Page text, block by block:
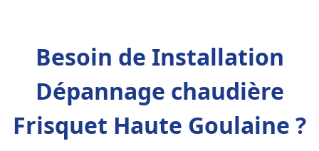
Besoin de Installation
Dépannage chaudière
Frisquet Haute Goulaine ?